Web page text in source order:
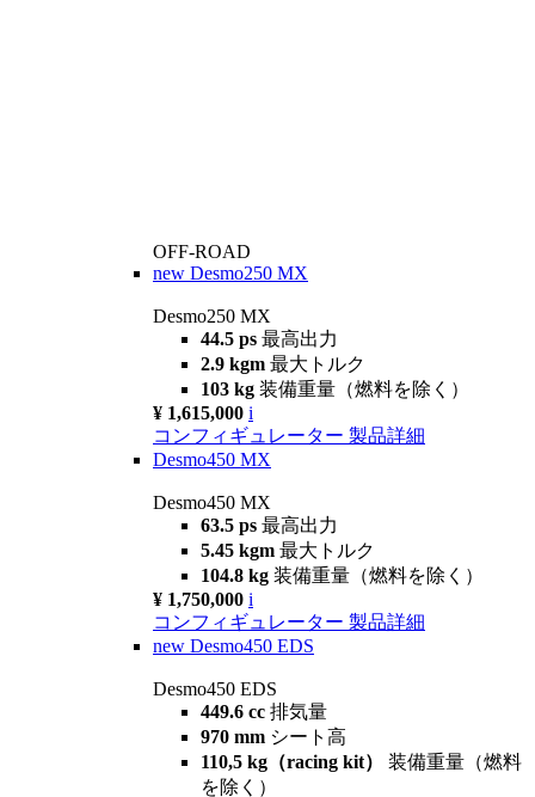
OFF-ROAD
new Desmo250 MX
Desmo250 MX
44.5 ps 最高出力
2.9 kgm 最大トルク
103 kg 装備重量（燃料を除く）
¥ 1,615,000 i
コンフィギュレーター 製品詳細
Desmo450 MX
Desmo450 MX
63.5 ps 最高出力
5.45 kgm 最大トルク
104.8 kg 装備重量（燃料を除く）
¥ 1,750,000 i
コンフィギュレーター 製品詳細
new Desmo450 EDS
Desmo450 EDS
449.6 cc 排気量
970 mm シート高
110,5 kg（racing kit） 装備重量（燃料
を除く）